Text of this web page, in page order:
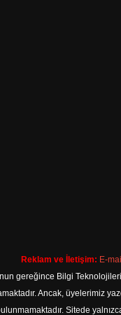
Reklam ve İletişim: E-
gereğince Bilgi
Ancak, üyelerimiz
Sitede